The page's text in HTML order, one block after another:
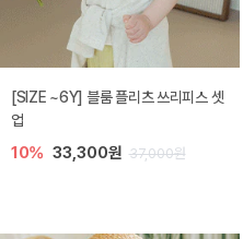
[SIZE ~6Y] 블룸 플리츠 쓰리피스 셋
업
10% 33,300원 37,000원